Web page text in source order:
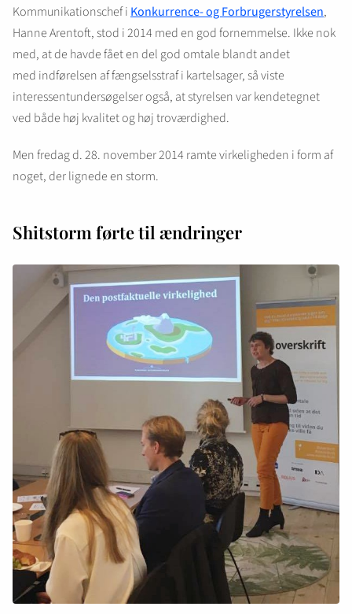
Kommunikationschef i Konkurrence- og Forbrugerstyrelsen,
Hanne Arentoft, stod i 2014 med en god fornemmelse. Ikke nok
med, at de havde fået en del god omtale blandt andet
med indførelsen af fængselsstraf i kartelsager, så viste
interessentundersøgelser også, at styrelsen var kendetegnet
ved både høj kvalitet og høj troværdighed.
Men fredag d. 28. november 2014 ramte virkeligheden i form af
noget, der lignede en storm.
Shitstorm førte til ændringer